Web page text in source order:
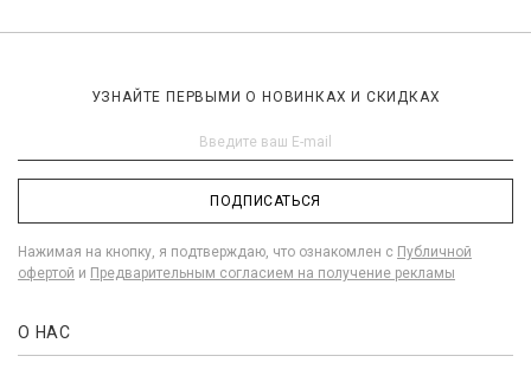
УЗНАЙТЕ ПЕРВЫМИ О НОВИНКАХ И СКИДКАХ
ПОДПИСАТЬСЯ
Нажимая на кнопку, я подтверждаю, что ознакомлен с Публичной
офертой и Предварительным согласием на получение рекламы
О НАС